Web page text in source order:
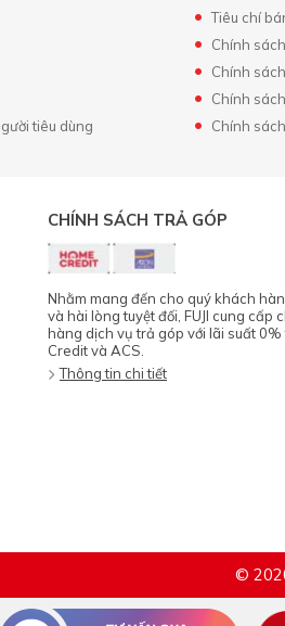
tiêu dùng
Tiêu chí
Chính
Chính
Chính
Chính
CHÍNH SÁCH TRẢ GÓP
Nhằm mang đến cho quý khách
và hài lòng tuyệt đối, FUJI cung cấp
hàng dịch vụ trả góp với lãi suất 0%
Credit và ACS.
Thông tin chi tiết
©